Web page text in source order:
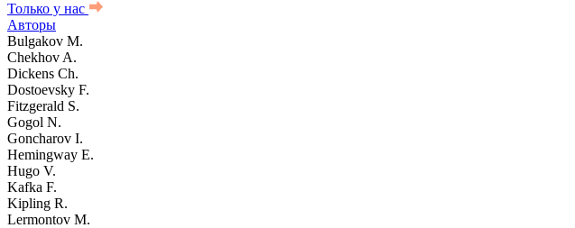
Только у нас
Авторы
Bulgakov M.
Chekhov A.
Dickens Ch.
Dostoevsky F.
Fitzgerald S.
Gogol N.
Goncharov I.
Hemingway E.
Hugo V.
Kafka F.
Kipling R.
Lermontov M.